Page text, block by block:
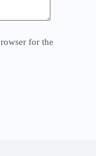
for the